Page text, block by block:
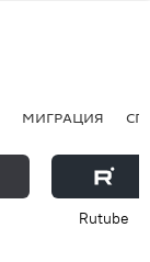
МИГРАЦИЯ
Rutube